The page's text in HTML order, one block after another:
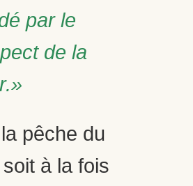
par le
de la
pêche du
à la fois